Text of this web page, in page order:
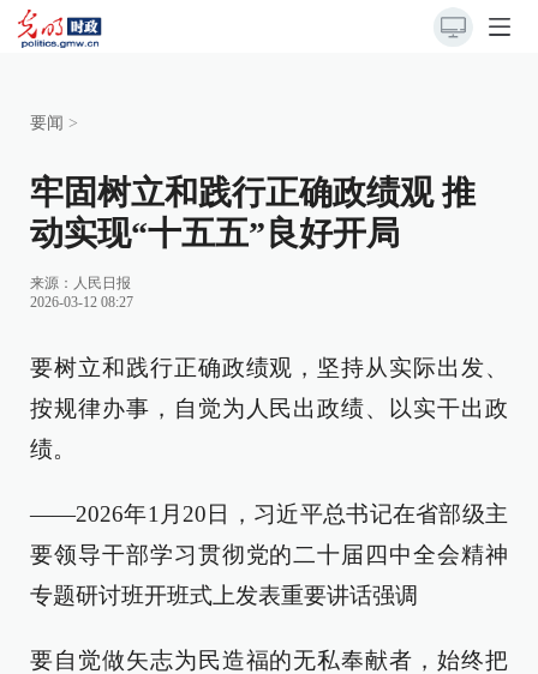
要闻 >
牢固树立和践行正确政绩观 推
动实现“十五五”良好开局
来源： 人民日报
2026-03-12 08:27
要树立和践行正确政绩观，坚持从实际出发、
按规律办事，自觉为人民出政绩、以实干出政
绩。
——2026年1月20日，习近平总书记在省部级主
要领导干部学习贯彻党的二十届四中全会精神
专题研讨班开班式上发表重要讲话强调
要自觉做矢志为民造福的无私奉献者，始终把